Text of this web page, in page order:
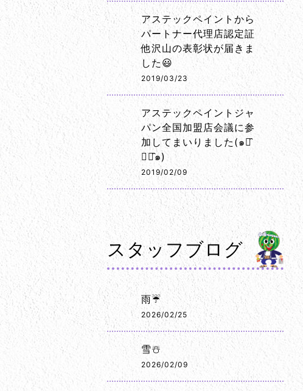
装
アステックペイントから
パートナー代理店認定証
他沢山の表彰状が届きま
した😃
2019/03/23
アステックペイントジャ
パン全国加盟店会議に参
加してまいりました(๑･̑
◡･̑๑)
2019/02/09
スタッフブログ
雨☔
2026/02/25
雪☃️
2026/02/09